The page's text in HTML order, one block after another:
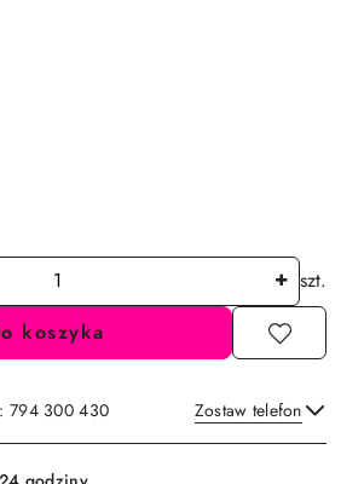
szt.
koszyka
794 300 430 Zostaw telefon